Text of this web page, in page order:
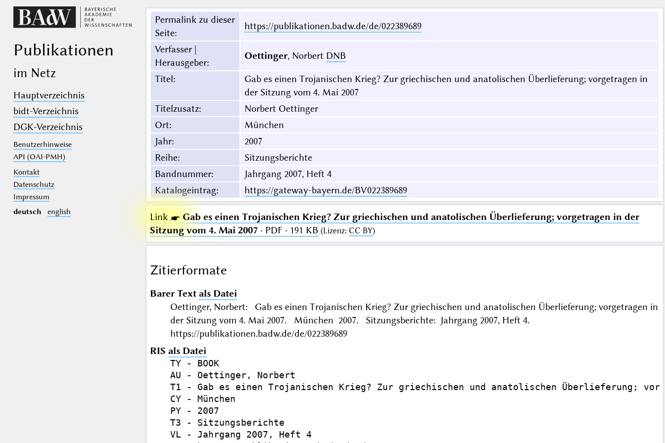
Publikationen
im Netz
Hauptverzeichnis
bidt-Verzeichnis
DGK-Verzeichnis
Benutzerhinweise
API (OAI-PMH)
Kontakt
Datenschutz
Impressum
deutsch
english
Permalink zu dieser
Seite:
https://publikationen.badw.de/de/022389689
Verfasser |
Herausgeber:
Oettinger, Norbert DNB
Titel:
Gab es einen Trojanischen Krieg? Zur griechischen und anatolischen Überlieferung; vorgetragen in
der Sitzung vom 4. Mai 2007
Titelzusatz:
Norbert Oettinger
Ort:
München
Jahr:
2007
Reihe:
Sitzungsberichte
Bandnummer:
Jahrgang 2007, Heft 4
Katalogeintrag: https://gateway-bayern.de/BV022389689
Link ☛ Gab es einen Trojanischen Krieg? Zur griechischen und anatolischen Überlieferung; vorgetragen in der
Sitzung vom 4. Mai 2007· PDF · 191 KB (Lizenz: CC BY)
Zitierformate
Barer Text als Datei
Oettinger, Norbert: Gab es einen Trojanischen Krieg? Zur griechischen und anatolischen Überlieferung; vorgetragen in
der Sitzung vom 4. Mai 2007. München 2007. Sitzungsberichte: Jahrgang 2007, Heft 4.
https://publikationen.badw.de/de/022389689
RIS als Datei
TY - BOOK
AU - Oettinger, Norbert
T1 - Gab es einen Trojanischen Krieg? Zur griechischen und anatolischen Überlieferung;
CY - München
PY - 2007
T3 - Sitzungsberichte
VL - Jahrgang 2007, Heft 4